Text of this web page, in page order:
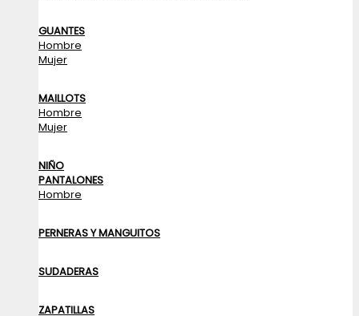
GUANTES
Hombre
Mujer
MAILLOTS
Hombre
Mujer
NIÑO
PANTALONES
Hombre
PERNERAS Y MANGUITOS
SUDADERAS
ZAPATILLAS